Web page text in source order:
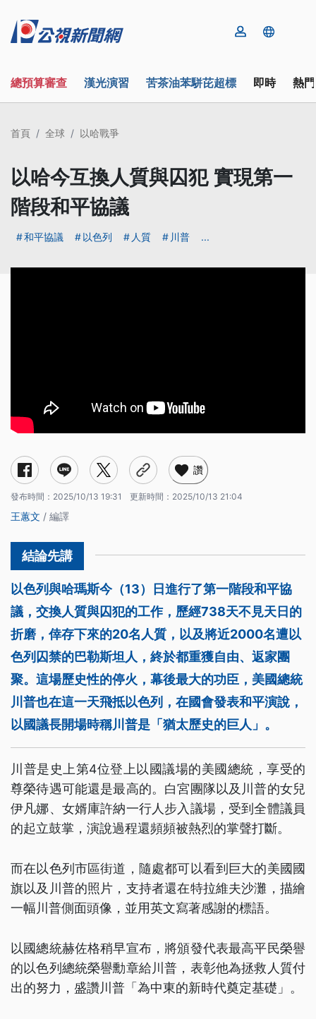
總預算審查 漢光演習 苦茶油苯駢芘超標 即時 熱
首頁 全球 以哈戰爭
以哈今互換人質與囚犯 實現第一
階段和平協議
和平協議 以色列 人質 川普 ...
讚
發布時間： 2025/10/13 19:31 更新時間： 2025/10/13 21:04
王蕙文 / 編譯
以色列與哈瑪斯今（13）日進行了第一階段和平協
議，交換人質與囚犯的工作，歷經738天不見天日的
折磨，倖存下來的20名人質，以及將近2000名遭以
色列囚禁的巴勒斯坦人，終於都重獲自由、返家團
聚。這場歷史性的停火，幕後最大的功臣，美國總統
川普也在這一天飛抵以色列，在國會發表和平演說，
以國議長開場時稱川普是「猶太歷史的巨人」。
川普是史上第4位登上以國議場的美國總統，享受的
尊榮待遇可能還是最高的。白宮團隊以及川普的女兒
伊凡娜、女婿庫許納一行人步入議場，受到全體議員
的起立鼓掌，演說過程還頻頻被熱烈的掌聲打斷。
而在以色列市區街道，隨處都可以看到巨大的美國國
旗以及川普的照片，支持者還在特拉維夫沙灘，描繪
一幅川普側面頭像，並用英文寫著感謝的標語。
以國總統赫佐格稍早宣布，將頒發代表最高平民榮譽
的以色列總統榮譽勳章給川普，表彰他為拯救人質付
出的努力，盛讚川普「為中東的新時代奠定基礎」。